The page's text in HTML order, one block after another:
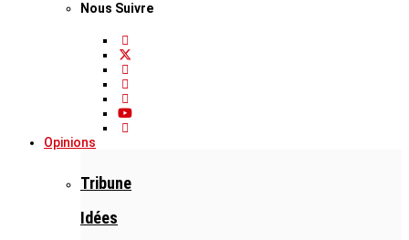
Nous Suivre
Opinions
Tribune
Idées